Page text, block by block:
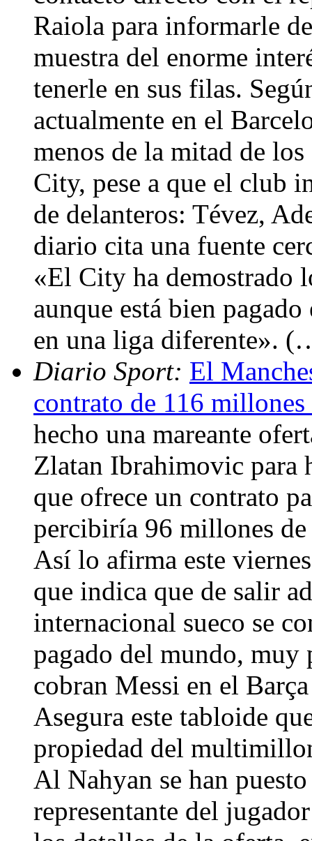
Raiola para informarle
muestra del enorme
tenerle en sus filas.
actualmente en el
menos de la mitad de
City, pese a que el club
de delanteros: Tévez,
diario cita una fuente
«El City ha demostrado
aunque está bien
en una liga diferente».
Diario Sport: El
contrato de 116 millones
hecho una mareante
Zlatan Ibrahimovic para
que ofrece un contrato
percibiría 96 millones
Así lo afirma este
que indica que de salir
internacional sueco se
pagado del mundo, muy
cobran Messi en el
Asegura este tabloide
propiedad del
Al Nahyan se han
representante del